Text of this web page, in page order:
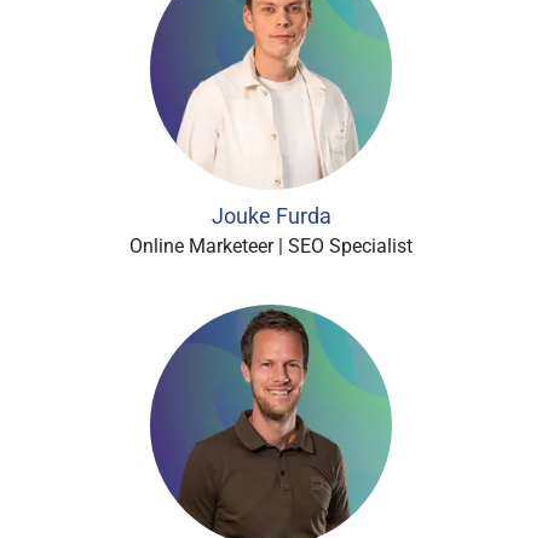
Jouke Furda
Online Marketeer | SEO Specialist